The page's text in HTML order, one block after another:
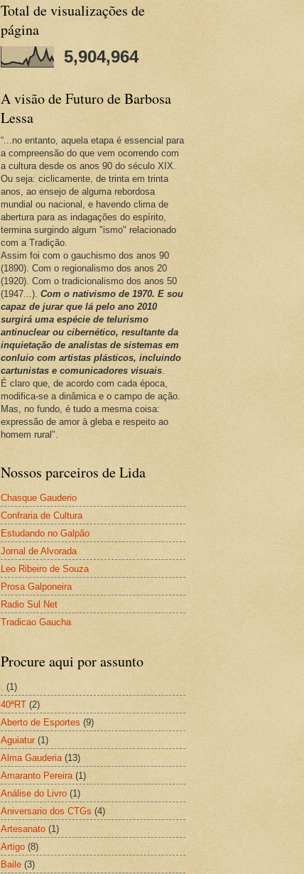
Total de visualizações de
página
5,904,964
A visão de Futuro de Barbosa
Lessa
“...no entanto, aquela etapa é essencial para
a compreensão do que vem ocorrendo com
a cultura desde os anos 90 do século XIX.
Ou seja: ciclicamente, de trinta em trinta
anos, ao ensejo de alguma rebordosa
mundial ou nacional, e havendo clima de
abertura para as indagações do espírito,
termina surgindo algum "ismo" relacionado
com a Tradição.
Assim foi com o gauchismo dos anos 90
(1890). Com o regionalismo dos anos 20
(1920). Com o tradicionalismo dos anos 50
(1947...). Com o nativismo de 1970. E sou
capaz de jurar que lá pelo ano 2010
surgirá uma espécie de telurismo
antinuclear ou cibernético, resultante da
inquietação de analistas de sistemas em
conluio com artistas plásticos, incluindo
cartunistas e comunicadores visuais.
É claro que, de acordo com cada época,
modifica-se a dinâmica e o campo de ação.
Mas, no fundo, é tudo a mesma coisa:
expressão de amor à gleba e respeito ao
homem rural".
Nossos parceiros de Lida
Chasque Gauderio
Confraria de Cultura
Estudando no Galpão
Jornal de Alvorada
Leo Ribeiro de Souza
Prosa Galponeira
Radio Sul Net
Tradicao Gaucha
Procure aqui por assunto
(1)
40ªRT (2)
Aberto de Esportes (9)
Aguiatur (1)
Alma Gauderia (13)
Amaranto Pereira (1)
Análise do Livro (1)
Aniversario dos CTGs (4)
Artesanato (1)
Artigo (8)
Baile (3)